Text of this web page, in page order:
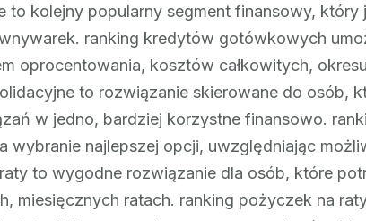
kolejny popularny segment finansowy, który
ranking kredytów gotówkowych
oprocentowania, kosztów całkowitych,
to rozwiązanie skierowane do osób,
w jedno, bardziej korzystne finansowo.
wybranie najlepszej opcji, uwzględniając
to wygodne rozwiązanie dla osób, które
miesięcznych ratach. ranking pożyczek na